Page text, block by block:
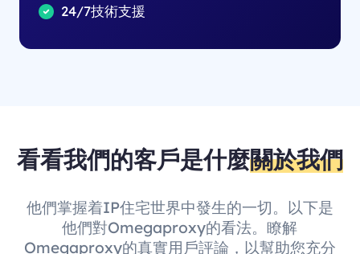
24/7技術支援
看看我們的客戶是什麼關於我們
他們掌握着IP住宅世界中發生的一切。以下是
他們對Omegaproxy的看法。瞭解
Omegaproxy的真實用戶評論，以幫助您充分